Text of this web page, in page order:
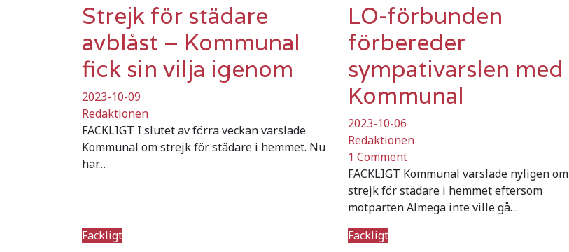
Strejk för städare
avblåst – Kommunal
fick sin vilja igenom
2023-10-09
Redaktionen
FACKLIGT I slutet av förra veckan varslade
Kommunal om strejk för städare i hemmet. Nu
har…
LO-förbunden
förbereder
sympativarslen med
Kommunal
2023-10-06
Redaktionen
1 Comment
FACKLIGT Kommunal varslade nyligen om
strejk för städare i hemmet eftersom
motparten Almega inte ville gå…
Fackligt
Fackligt